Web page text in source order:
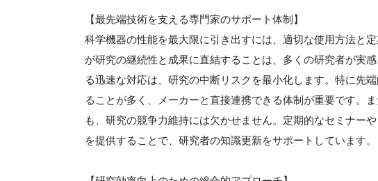
【最先端技術を支える専門家のサポート体制】
科学機器の性能を最大限に引き出すには、適切な使用方法と
が研究の継続性と成果に直結することは、多くの研究者が実
る迅速な対応は、研究の中断リスクを最小化します。特に先
ることが多く、メーカーと直接連携できる体制が重要です。
も、研究の競争力維持には欠かせません。定期的なセミナー
を提供することで、研究者の知識更新をサポートしています。